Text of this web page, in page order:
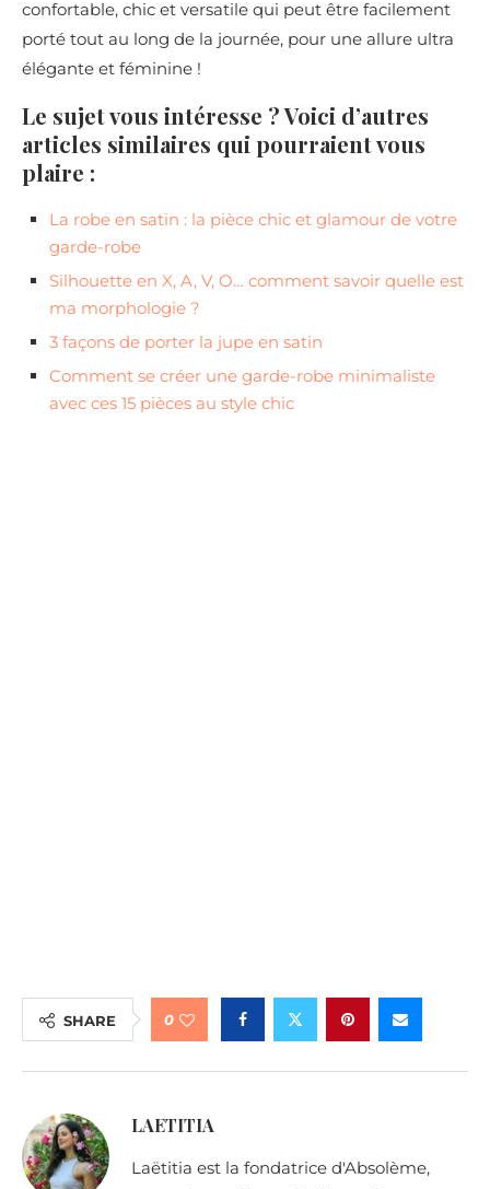
confortable, chic et versatile qui peut être facilement
porté tout au long de la journée, pour une allure ultra
élégante et féminine !
Le sujet vous intéresse ? Voici d’autres
articles similaires qui pourraient vous
plaire :
La robe en satin : la pièce chic et glamour de votre
garde-robe
Silhouette en X, A, V, O… comment savoir quelle est
ma morphologie ?
3 façons de porter la jupe en satin
Comment se créer une garde-robe minimaliste
avec ces 15 pièces au style chic
SHARE 0
LAETITIA
Laëtitia est la fondatrice d'Absolème,